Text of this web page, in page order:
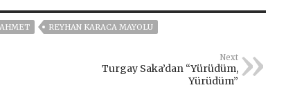
REYHAN KARACA MAYOLU
Next
Turgay Saka’dan “Yürüdüm,
Yürüdüm”